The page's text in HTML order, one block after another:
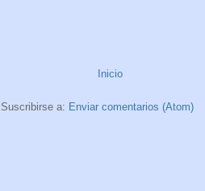
Inicio
Suscribirse a: Enviar comentarios (Atom)